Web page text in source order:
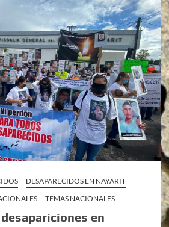
DESAPARECIDOS EN NAYARIT
TEMAS NACIONALES
en